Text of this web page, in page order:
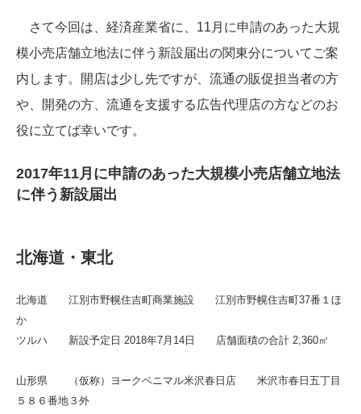
さて今回は、経済産業省に、11月に申請のあった大規
模小売店舗立地法に伴う新設届出の関東分についてご案
内します。開店は少し先ですが、流通の販促担当者の方
や、開発の方、流通を支援する広告代理店の方などのお
役に立てば幸いです。
2017年11月に申請のあった大規模小売店舗立地法
に伴う新設届出
北海道・東北
北海道 江別市野幌住吉町商業施設 江別市野幌住吉町37番１ほ
か
ツルハ 新設予定日 2018年7月14日 店舗面積の合計 2,360㎡
山形県 （仮称）ヨークベニマル米沢春日店 米沢市春日五丁目
５８６番地３外